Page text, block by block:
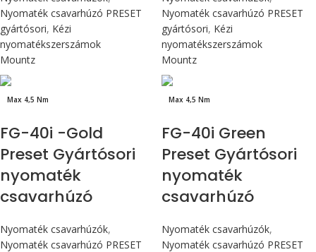
Nyomaték csavarhúzó PRESET
gyártósori, Kézi
nyomatékszerszámok
Mountz
Nyomaték csavarhúzó PRESET
gyártósori, Kézi
nyomatékszerszámok
Mountz
Max 4,5 Nm
FG-40i -Gold
Preset Gyártósori
nyomaték
csavarhúzó
Nyomaték csavarhúzók,
Nyomaték csavarhúzó PRESET
Max 4,5 Nm
FG-40i Green
Preset Gyártósori
nyomaték
csavarhúzó
Nyomaték csavarhúzók,
Nyomaték csavarhúzó PRESET